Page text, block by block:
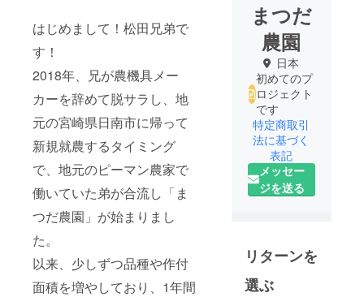
はじめまして！松田兄弟で
す！
2018年、兄が農機具メー
カーを辞めて脱サラし、地
元の宮崎県日南市に帰って
新規就農するタイミング
で、地元のピーマン農家で
働いていた弟が合流し「ま
つだ農園」が始まりまし
た。
以来、少しずつ品種や作付
面積を増やしており、1年間
まつだ
農園
日本
初めてのプ
ロジェクト
です
特定商取引
法に基づく
表記
メッセー
ジを送る
リターンを
選ぶ